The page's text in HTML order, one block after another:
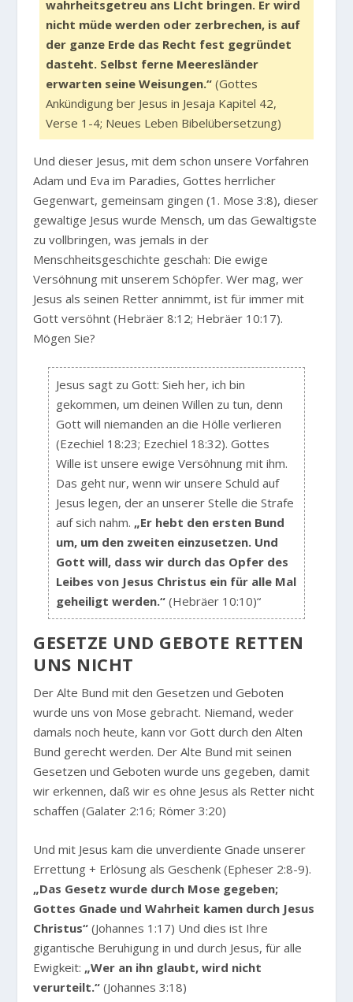
wahrheitsgetreu ans LIcht bringen. Er wird
nicht müde werden oder zerbrechen, is auf
der ganze Erde das Recht fest gegründet
dasteht. Selbst ferne Meeresländer
erwarten seine Weisungen.“(Gottes
Ankündigung ber Jesus in Jesaja Kapitel 42,
Verse 1-4; Neues Leben Bibelübersetzung)
Und dieser Jesus, mit dem schon unsere Vorfahren
Adam und Eva im Paradies, Gottes herrlicher
Gegenwart, gemeinsam gingen (1. Mose 3:8), dieser
gewaltige Jesus wurde Mensch, um das Gewaltigste
zu vollbringen, was jemals in der
Menschheitsgeschichte geschah: Die ewige
Versöhnung mit unserem Schöpfer. Wer mag, wer
Jesus als seinen Retter annimmt, ist für immer mit
Gott versöhnt (Hebräer 8:12; Hebräer 10:17).
Mögen Sie?
Jesus sagt zu Gott: Sieh her, ich bin
gekommen, um deinen Willen zu tun, denn
Gott will niemanden an die Hölle verlieren
(Ezechiel 18:23; Ezechiel 18:32). Gottes
Wille ist unsere ewige Versöhnung mit ihm.
Das geht nur, wenn wir unsere Schuld auf
Jesus legen, der an unserer Stelle die Strafe
auf sich nahm. „Er hebt den ersten Bund
um, um den zweiten einzusetzen. Und
Gott will, dass wir durch das Opfer des
Leibes von Jesus Christus ein für alle Mal
geheiligt werden.“ (Hebräer 10:10)“
GESETZE UND GEBOTE RETTEN
UNS NICHT
Der Alte Bund mit den Gesetzen und Geboten
wurde uns von Mose gebracht. Niemand, weder
damals noch heute, kann vor Gott durch den Alten
Bund gerecht werden. Der Alte Bund mit seinen
Gesetzen und Geboten wurde uns gegeben, damit
wir erkennen, daß wir es ohne Jesus als Retter nicht
schaffen (Galater 2:16; Römer 3:20)
Und mit Jesus kam die unverdiente Gnade unserer
Errettung + Erlösung als Geschenk (Epheser 2:8-9).
„Das Gesetz wurde durch Mose gegeben;
Gottes Gnade und Wahrheit kamen durch Jesus
Christus“ (Johannes 1:17) Und dies ist Ihre
gigantische Beruhigung in und durch Jesus, für alle
Ewigkeit: „Wer an ihn glaubt, wird nicht
verurteilt.“ (Johannes 3:18)